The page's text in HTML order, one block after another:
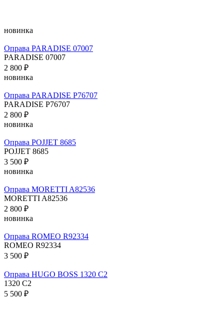
новинка
Оправа PARADISE 07007
PARADISE 07007
2 800 ₽
новинка
Оправа PARADISE P76707
PARADISE P76707
2 800 ₽
новинка
Оправа POJJET 8685
POJJET 8685
3 500 ₽
новинка
Оправа MORETTI A82536
MORETTI A82536
2 800 ₽
новинка
Оправа ROMEO R92334
ROMEO R92334
3 500 ₽
Оправа HUGO BOSS 1320 C2
1320 C2
5 500 ₽